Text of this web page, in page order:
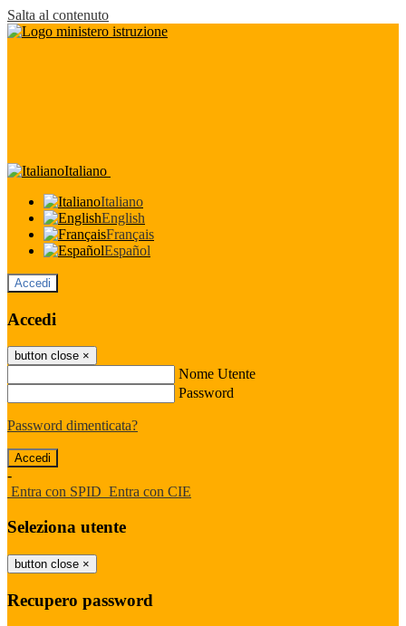
Salta al contenuto
Italiano
Italiano
English
Français
Español
Accedi
Accedi
button close ×
Nome Utente
Password
Password dimenticata?
-
Entra con SPID Entra con CIE
Seleziona utente
button close ×
Recupero password